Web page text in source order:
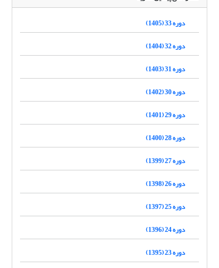
دوره 33 (1405)
دوره 32 (1404)
دوره 31 (1403)
دوره 30 (1402)
دوره 29 (1401)
دوره 28 (1400)
دوره 27 (1399)
دوره 26 (1398)
دوره 25 (1397)
دوره 24 (1396)
دوره 23 (1395)